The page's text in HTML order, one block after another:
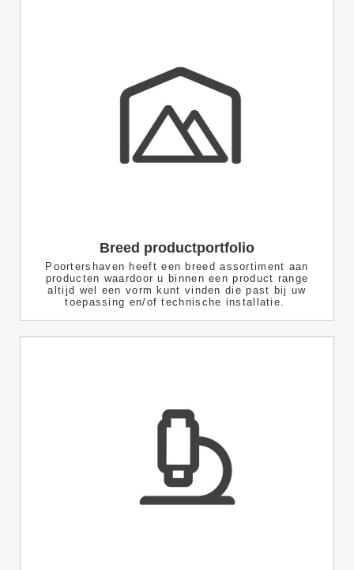
Breed productportfolio
Poortershaven heeft een breed assortiment aan
producten waardoor u binnen een product range
altijd wel een vorm kunt vinden die past bij uw
toepassing en/of technische installatie.